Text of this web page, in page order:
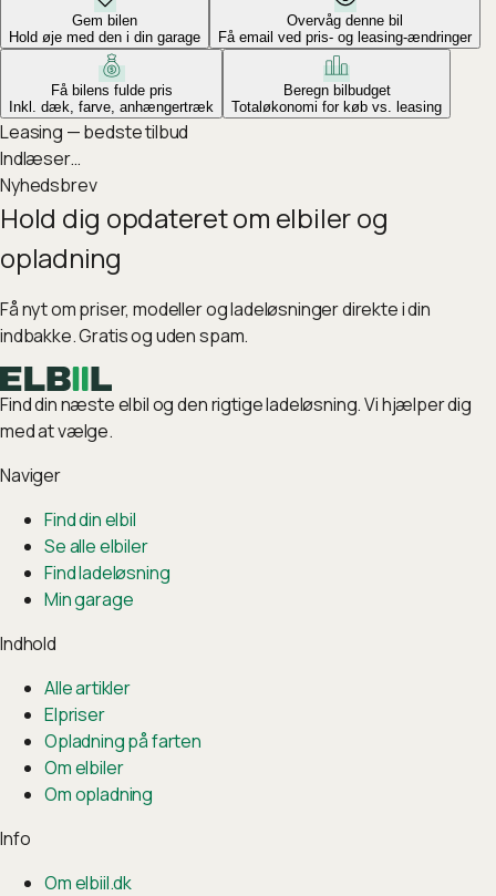
Gem bilen
Hold øje med den i din garage
Overvåg denne bil
Få email ved pris- og leasing-ændringer
Få bilens fulde pris
Inkl. dæk, farve, anhængertræk
Beregn bilbudget
Totaløkonomi for køb vs. leasing
Leasing — bedste tilbud
Indlæser…
Nyhedsbrev
Hold dig opdateret om elbiler og
opladning
Få nyt om priser, modeller og ladeløsninger direkte i din
indbakke. Gratis og uden spam.
Find din næste elbil og den rigtige ladeløsning. Vi hjælper dig
med at vælge.
Naviger
Find din elbil
Se alle elbiler
Find ladeløsning
Min garage
Indhold
Alle artikler
Elpriser
Opladning på farten
Om elbiler
Om opladning
Info
Om elbiil.dk